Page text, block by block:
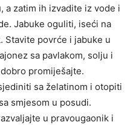
a zatim ih izvadite iz vode i
Jabuke oguliti, iseći na
Stavite povrće i jabuke u
sa pavlakom, solju i
promiješajte.
sa želatinom i otopiti
smjesom u posudi.
u pravougaonik i